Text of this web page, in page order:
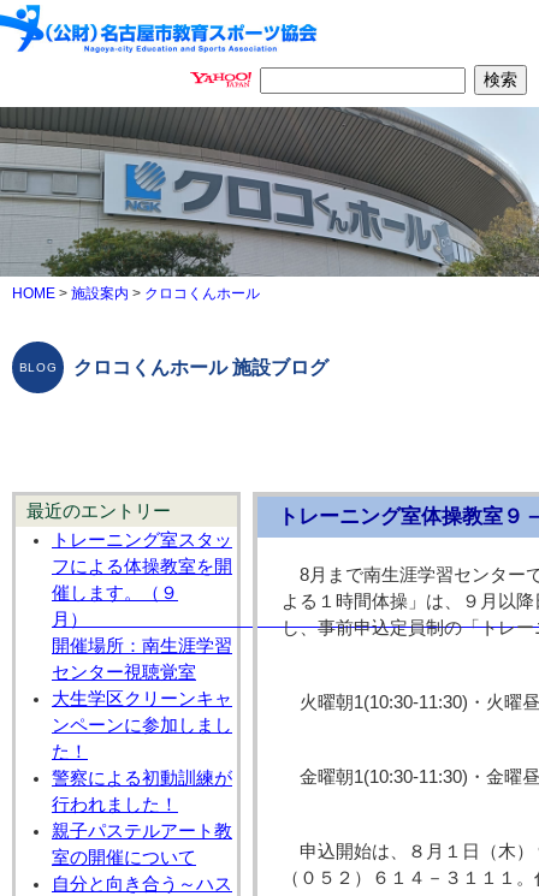
HOME > 施設案内 > クロコくんホール
クロコくんホール 施設ブログ
最近のエントリー
トレーニング室スタッ
フによる体操教室を開
催します。（９
月
開催場所：南生涯学習
センター視聴覚室
大生学区クリーンキャ
ンペーンに参加しまし
た！
警察による初動訓練が
行われました！
親子パステルアート教
室の開催について
自分と向き合う～ハス
トレーニング室体操教室９
8月まで南生涯学習センター
よる１時間体操」は、９月以
し、事前申込定員制の「トレ
火曜朝1(10:30-11:30)・火曜
金曜朝1(10:30-11:30)・金曜
申込開始は、８月１日（木
（０５２）６１４－３１１１